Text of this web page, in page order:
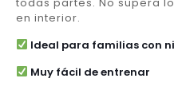
en interior.
Ideal para familias con
Muy fácil de entrenar